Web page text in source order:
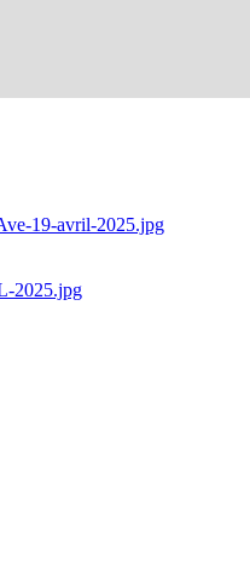
19-avril-2025.jpg
2025.jpg